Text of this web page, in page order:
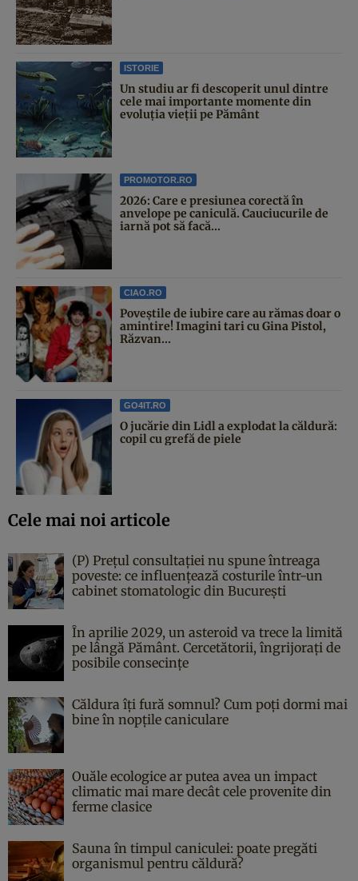
ISTORIE
Un studiu ar fi descoperit unul dintre
cele mai importante momente din
evoluția vieții pe Pământ
PROMOTOR.RO
2026: Care e presiunea corectă în
anvelope pe caniculă. Cauciucurile de
iarnă pot să facă...
CIAO.RO
Poveştile de iubire care au rămas doar o
amintire! Imagini tari cu Gina Pistol,
Răzvan...
GO4IT.RO
O jucărie din Lidl a explodat la căldură:
copil cu grefă de piele
Cele mai noi articole
(P) Prețul consultației nu spune întreaga
poveste: ce influențează costurile într-un
cabinet stomatologic din București
În aprilie 2029, un asteroid va trece la limită
pe lângă Pământ. Cercetătorii, îngrijorați de
posibile consecințe
Căldura îți fură somnul? Cum poți dormi mai
bine în nopțile caniculare
Ouăle ecologice ar putea avea un impact
climatic mai mare decât cele provenite din
ferme clasice
Sauna în timpul caniculei: poate pregăti
organismul pentru căldură?